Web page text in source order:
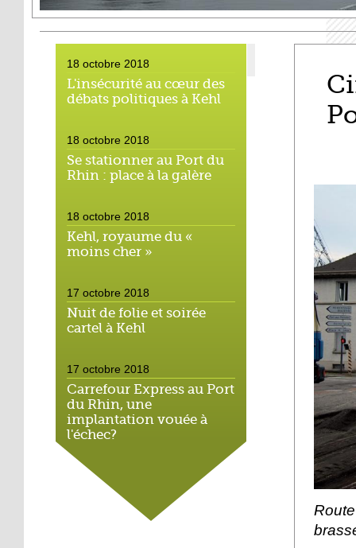
18 octobre 2018
L'insécurité au cœur des
débats politiques à Kehl
18 octobre 2018
Se stationner au Port du
Rhin : place à la galère
18 octobre 2018
Kehl, royaume du «
moins cher »
17 octobre 2018
Nuit de folie et soirée
cartel à Kehl
17 octobre 2018
Carrefour Express au Port
du Rhin, une
implantation vouée à
l'échec?
17 octobre 2018
Le bateau-école met le
cap sur l'emploi